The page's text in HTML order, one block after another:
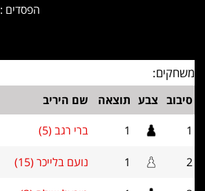
הפסדים :
משחקים:
סיבוב צבע תוצאה שם היריב
1
1 ברי רגב (5)
2
1 נועם בלייכר (15)